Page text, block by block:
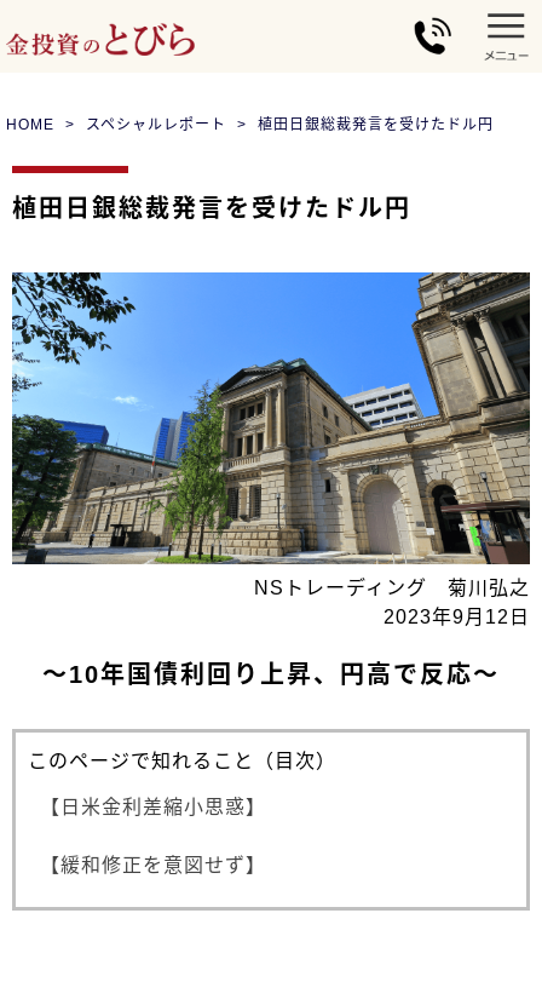
HOME スペシャルレポート 植田日銀総裁発言を受けたドル円
植田日銀総裁発言を受けたドル円
NSトレーディング 菊川弘之
2023年9月12日
～10年国債利回り上昇、円高で反応～
このページで知れること（目次）
【日米金利差縮小思惑】
【緩和修正を意図せず】